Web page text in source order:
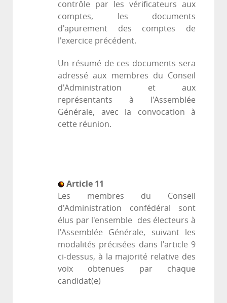
contrôle par les vérificateurs aux
comptes, les documents
d'apurement des comptes de
l'exercice précédent.
Un résumé de ces documents sera
adressé aux membres du Conseil
d'Administration et aux
représentants à l'Assemblée
Générale, avec la convocation à
cette réunion.
Article 11
Les membres du Conseil
d'Administration confédéral sont
élus par l'ensemble des électeurs à
l'Assemblée Générale, suivant les
modalités précisées dans l'article 9
ci-dessus, à la majorité relative des
voix obtenues par chaque
candidat(e)